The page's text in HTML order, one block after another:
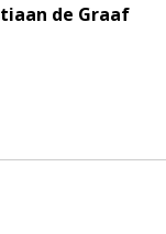
de Graaf